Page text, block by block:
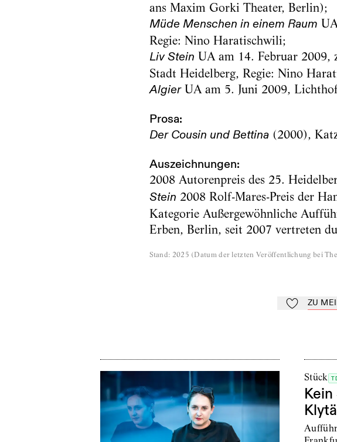
ans Maxim Gorki Theater, Berlin);
Müde Menschen in einem Raum
Regie: Nino Haratischwili;
Liv Stein UA am 14. Februar 2009,
Stadt Heidelberg, Regie: Nino
AlgierUA am 5. Juni 2009,
Prosa:
Der Cousin und Bettina(2000),
Auszeichnungen:
2008 Autorenpreis des 25.
Stein 2008 Rolf-Mares-Preis der
Kategorie Außergewöhnliche
Erben, Berlin, seit 2007 vertreten
Stand: 2025 (Datum der letzten Veröffentlichung bei
Zu Mein-
ZU
Stück